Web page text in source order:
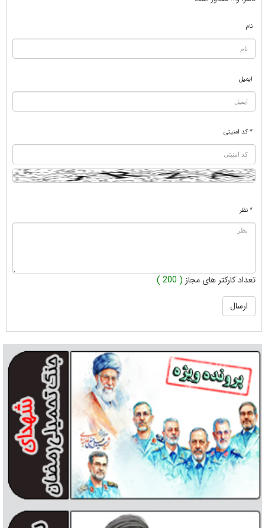
نام
ایمیل
* کد امنیتی
* نظر
تعداد کارکتر های مجاز ( 200 )